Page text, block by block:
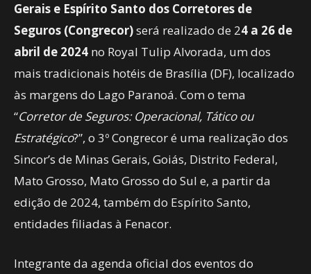
Gerais e Espírito Santo dos Corretores de
Seguros (Congrecor)será realizado de 24 a 26 de
abril de 2024 no Royal Tulip Alvorada, um dos
mais tradicionais hotéis de Brasília (DF), localizado
às margens do Lago Paranoá. Com o tema
“Corretor de Seguros: Operacional, Tático ou
Estratégico?”, o 3º Congrecor é uma realização dos
Sincor’s de Minas Gerais, Goiás, Distrito Federal,
Mato Grosso, Mato Grosso do Sul e, a partir da
edição de 2024, também do Espírito Santo,
entidades filiadas à Fenacor.
Integrante da agenda oficial dos eventos do